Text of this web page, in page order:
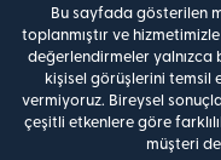
Bu sayfada gösterilen
toplanmıştır ve
değerlendirmeler yalnızca
kişisel görüşlerini temsil
vermiyoruz. Bireysel
çeşitli etkenlere göre
müşteri